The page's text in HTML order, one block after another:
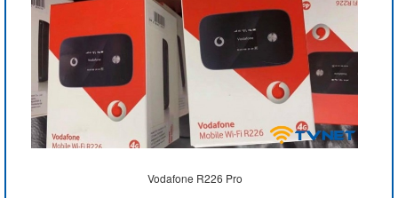
Vodafone R226 Pro